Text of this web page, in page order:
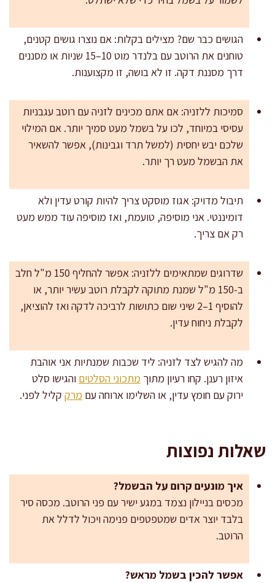
הגושים כבר שם? מצילים בקלות: אם נוצרו גושים קטנים,
טוחנים את הרוטב עם בלנדר מוט 10–15 שניות או מסננים
דרך מסננת דקה. זו לא בושה, זו מקצוענות.
סמיכות ללזניה: אם אתם מכינים לזניה עם רוטב עגבניות
עסיסי במיוחד, לכו על בשמל מעט סמיך יותר. אם המילוי
שלכם יבש יחסית (למשל תרד וגבינות), אפשר להשאיר
את הבשמל מעט רך יותר.
תיבול מדויק: אגוז מוסקט צריך להיות קורט עדין ולא
דומיננטי. אני מוסיפה, טועמת, ואז מוסיפה עוד ממש מעט
רק אם צריך.
שדרוגים שמתאימים ללזניה: אפשר להחליף 150 מ"ל חלב
ב-150 מ"ל שמנת מתוקה לקבלת רוטב עשיר יותר, או
להוסיף 1–2 שיני שום כתושות לרביכה לדקה ואז להוציאן,
לקבלת ניחוח עדין.
מה להגיש לצד לזניה: ליד שכבות שמנתיות אני אוהבת
איזון רענן. קחו רעיון מתוך מתכוני הסלטים והגישו סלט
ירוק עם חומץ עדין, או השלימו ארוחה עם מרק קליל לפני.
שאלות נפוצות
איך מונעים קרום על הבשמל?
מכסים בניילון נצמד במגע ישיר עם פני הרוטב. מכסה סיר
בלבד יוצר אדים שמטפטפים פנימה ויכול לדלל את
הרוטב.
אפשר להכין בשמל מראש?